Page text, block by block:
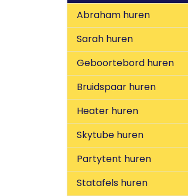
Abraham huren
Sarah huren
Geboortebord huren
Bruidspaar huren
Heater huren
Skytube huren
Partytent huren
Statafels huren